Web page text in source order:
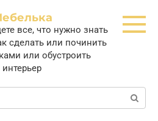
все, что нужно знать
сделать или починить
или обустроить
интерьер